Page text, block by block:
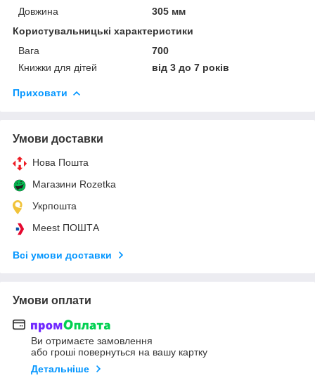
Довжина
305 мм
Користувальницькі характеристики
Вага
700
Книжки для дітей
від 3 до 7 років
Приховати
Умови доставки
Нова Пошта
Магазини Rozetka
Укрпошта
Meest ПОШТА
Всі умови доставки
Умови оплати
Ви отримаєте замовлення
або гроші повернуться на вашу картку
Детальніше